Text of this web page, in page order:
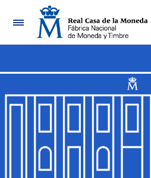
Navegación
Mostrar/Ocultar
Mostrar/Ocultar
Mostrar/Ocultar